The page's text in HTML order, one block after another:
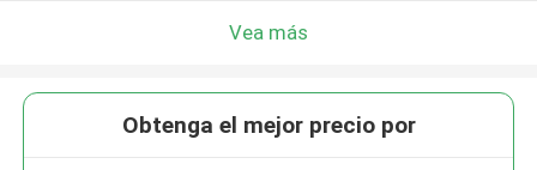
Vea más
Obtenga el mejor precio por